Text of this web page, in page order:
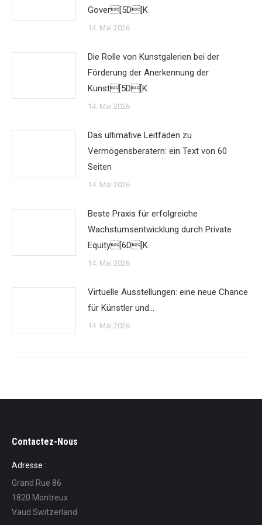
Gover[5D[K
14. Mai 2026
Die Rolle von Kunstgalerien bei der
Förderung der Anerkennung der
Kunst[5D[K
14. Mai 2026
Das ultimative Leitfaden zu
Vermögensberatern: ein Text von 60
Seiten
14. Mai 2026
Beste Praxis für erfolgreiche
Wachstumsentwicklung durch Private
Equity[6D[K
14. Mai 2026
Virtuelle Ausstellungen: eine neue Chance
für Künstler und…
14. Mai 2026
Contactez-Nous
Adresse :
Grand Rue 86
1820 Montreux
Vaud Switzerland